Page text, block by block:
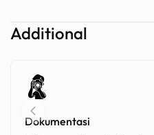
Additional
Dokumentasi